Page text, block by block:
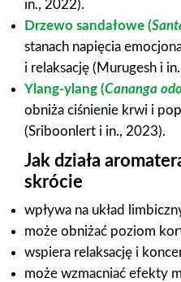
in., 2022).
Drzewo sandałowe (
stanach napięcia
i relaksację (Murugesh i
Ylang-ylang (Cananga
obniża ciśnienie krwi i
(Sriboonlert i in., 2023).
Jak działa
skrócie
wpływa na układ
może obniżać poziom
wspiera relaksację i
może wzmacniać efekty